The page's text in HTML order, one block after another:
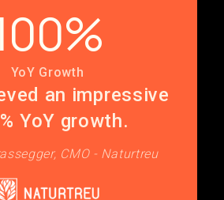
an impressive
YoY growth.
CMO - Naturtreu
YoY Growth